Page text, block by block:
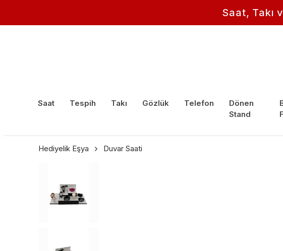
Saat, Takı
Saat Tespih Takı Gözlük Telefon
Dönen
Stand
Hediyelik Eşya Duvar Saati